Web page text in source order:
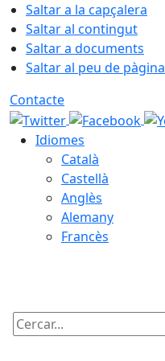
Saltar a la capçalera
Saltar al contingut
Saltar a documents
Saltar al peu de pàgina
Contacte
Idiomes
Català
Castellà
Anglès
Alemany
Francès
Cercar: